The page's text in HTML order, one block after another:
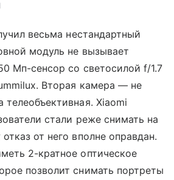
весьма нестандартный
модуль не вызывает
Мп-сенсор со светосилой f/1.7
Вторая камера — не
телеобъективная. Xiaomi
стали реже снимать на
от него вполне оправдан.
2-кратное оптическое
позволит снимать портреты